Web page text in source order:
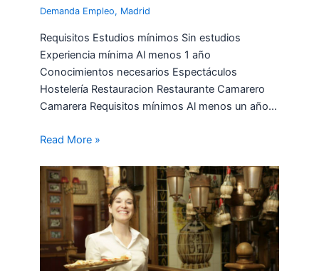
Demanda Empleo, Madrid
Requisitos Estudios mínimos Sin estudios
Experiencia mínima Al menos 1 año
Conocimientos necesarios Espectáculos
Hostelería Restauracion Restaurante Camarero
Camarera Requisitos mínimos Al menos un año…
Read More »